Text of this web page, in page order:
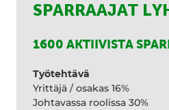
SPARRAAJAT
1600 AKTIIVISTA
Työtehtävä
Yrittäjä / osakas 16%
Johtavassa roolissa 30%